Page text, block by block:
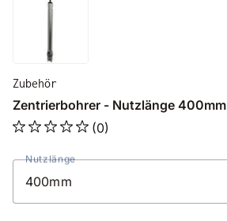
Zubehör
Zentrierbohrer - Nutzlänge 400mm
(0)
Nutzlänge